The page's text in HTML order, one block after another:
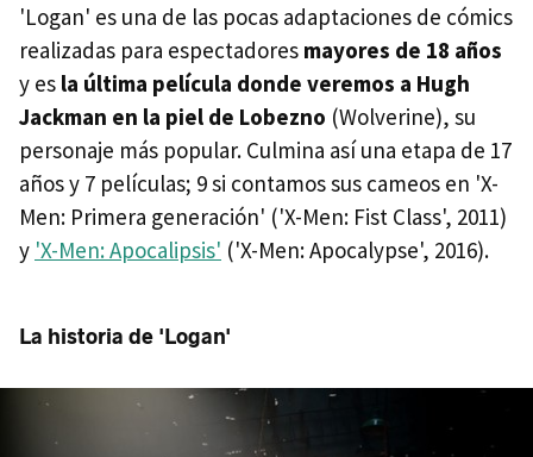
'Logan' es una de las pocas adaptaciones de cómics
realizadas para espectadores mayores de 18 años
y es la última película donde veremos a Hugh
Jackman en la piel de Lobezno (Wolverine), su
personaje más popular. Culmina así una etapa de 17
años y 7 películas; 9 si contamos sus cameos en 'X-
Men: Primera generación' ('X-Men: Fist Class', 2011)
y 'X-Men: Apocalipsis' ('X-Men: Apocalypse', 2016).
La historia de 'Logan'